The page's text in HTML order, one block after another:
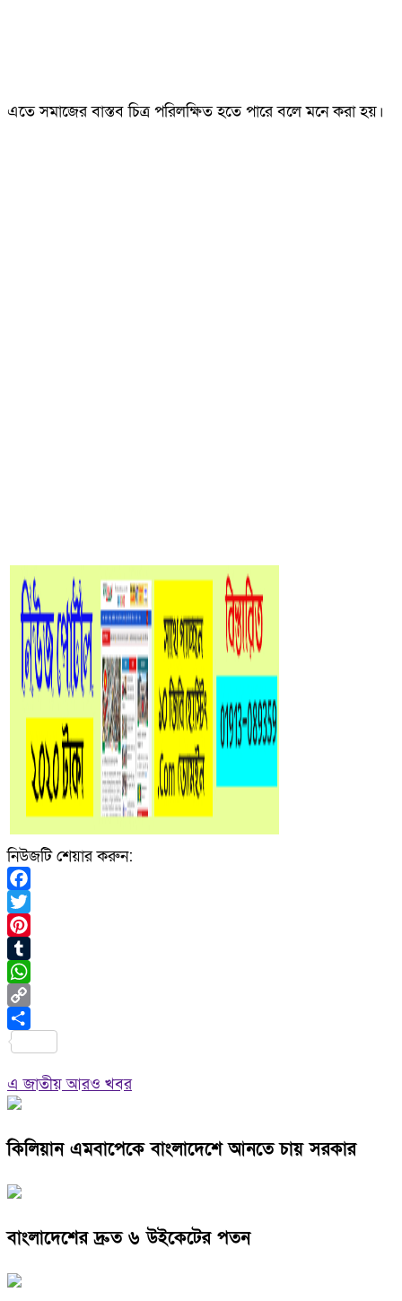
এতে সমাজের বাস্তব চিত্র পরিলক্ষিত হতে পারে বলে মনে করা হয়।
নিউজটি শেয়ার করুন:
Facebook
Twitter
Pinterest
Tumblr
WhatsApp
Copy
Link
এ জাতীয় আরও খবর
কিলিয়ান এমবাপেকে বাংলাদেশে আনতে চায় সরকার
বাংলাদেশের দ্রুত ৬ উইকেটের পতন